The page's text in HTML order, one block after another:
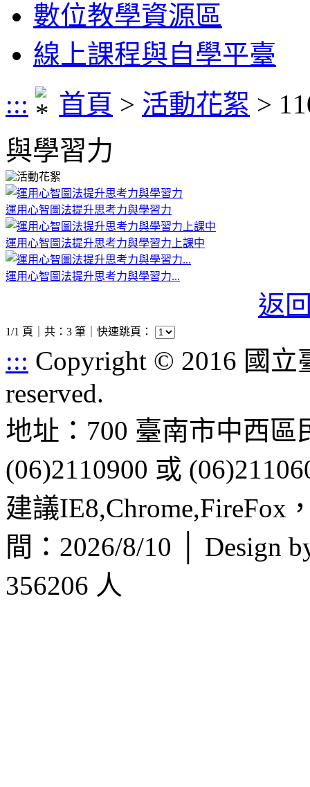
數位教學資源區
線上課程與自學平臺
:::
首頁 > 活動花絮 >
與學習力
活動花絮
運用心智圖法提升思考力與學習力
運用心智圖法提升思考力與學習力上課中
運用心智圖法提升思考力與學習力...
返
1/1 頁｜共：3 筆｜ 快速跳頁：
::: Copyright © 2016 國
reserved.
地址：700 臺南市中西
(06)2110900 或
建議IE8,Chrome,FireFox
間：2026/8/10 │ Design
356206 人